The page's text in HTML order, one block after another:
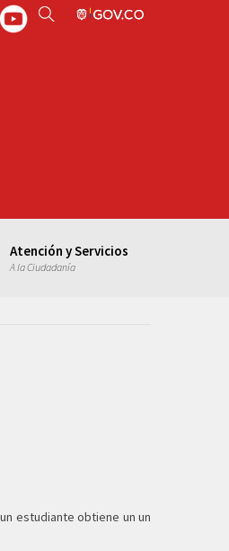
Atención y Servicios
A la Ciudadanía
estudiante obtiene un un